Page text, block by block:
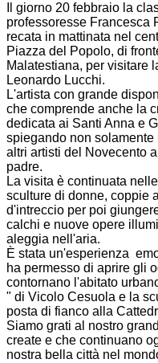
Il giorno 20 febbraio la
professoresse
recata in mattinata nel
Piazza del Popolo, di
Malatestiana, per visitare
Leonardo Lucchi.
L'artista con grande
che comprende anche la
dedicata ai Santi Anna e
spiegando non
altri artisti del Novecento
padre.
La visita è continuata
sculture di donne, coppie
d'intreccio per poi
calchi e nuove opere
aleggia nell'aria.
È stata un'esperienza
ha permesso di aprire gli
contornano l'abitato
" di Vicolo Cesuola e la
posta di fianco alla
Siamo grati al nostro
create e che continuano
nostra bella città nel